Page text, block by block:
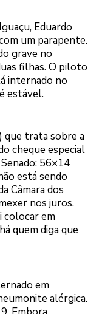
Eduardo
um parapente.
grave no
filhas. O piloto
internado no
estável.
que trata sobre a
cheque especial
56×14
está sendo
Câmara dos
nos juros.
colocar em
quem diga que
em
alérgica.